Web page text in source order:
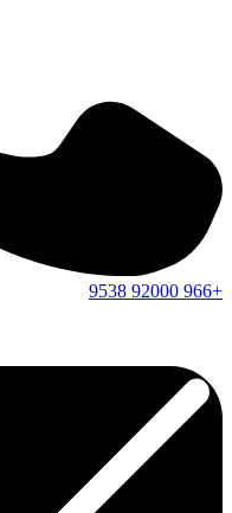
+966
92000
9538